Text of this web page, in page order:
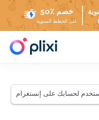
خصم ٪50
على الخطط السنوية